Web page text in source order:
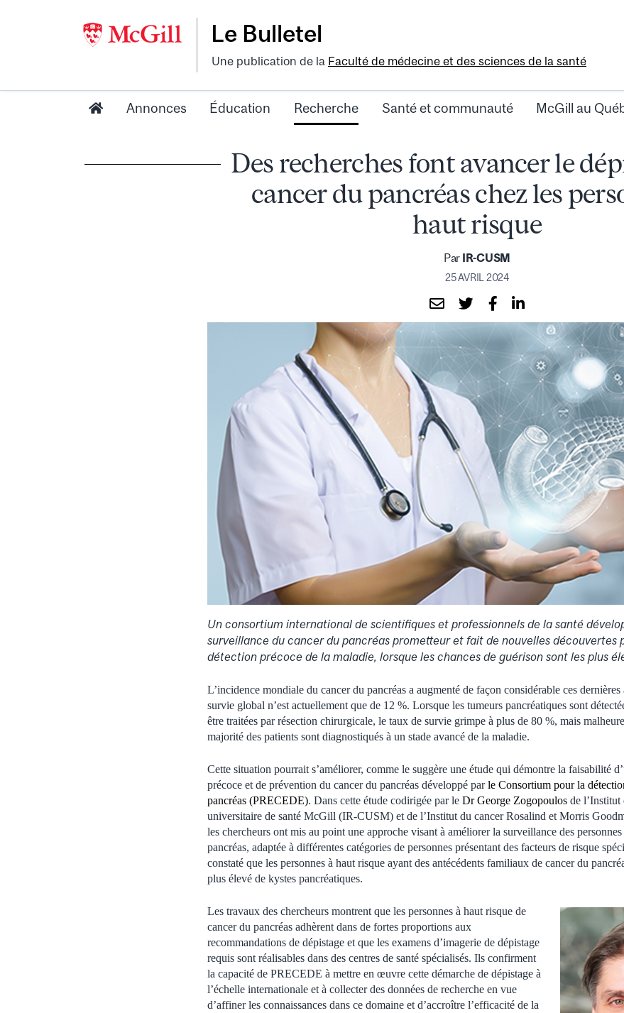
Le Bulletel
Une publication de la Faculté de médecine et des sciences de la santé
Annonces Éducation Recherche Santé et communauté McGill au
Des recherches font avancer le
cancer du pancréas chez les
haut risque
Par IR-CUSM
25 AVRIL 2024
Un consortium international de scientifiques et professionnels de la santé
surveillance du cancer du pancréas prometteur et fait de nouvelles découvertes
détection précoce de la maladie, lorsque les chances de guérison sont les plus
L’incidence mondiale du cancer du pancréas a augmenté de façon considérable ces
survie global n’est actuellement que de 12 %. Lorsque les tumeurs pancréatiques sont
être traitées par résection chirurgicale, le taux de survie grimpe à plus de 80 %, mais
majorité des patients sont diagnostiqués à un stade avancé de la maladie.
Cette situation pourrait s’améliorer, comme le suggère une étude qui démontre la faisabilité
précoce et de prévention du cancer du pancréas développé parle Consortium pour la
pancréas (PRECEDE). Dans cette étude codirigée par le Dr George Zogopoulos de l’Institut
universitaire de santé McGill (IR-CUSM) et de l’Institut du cancer Rosalind et Morris
les chercheurs ont mis au point une approche visant à améliorer la surveillance des
pancréas, adaptée à différentes catégories de personnes présentant des facteurs de risque
constaté que les personnes à haut risque ayant des antécédents familiaux de cancer du
plus élevé de kystes pancréatiques.
Les travaux des chercheurs montrent que les personnes à haut risque de
cancer du pancréas adhèrent dans de fortes proportions aux
recommandations de dépistage et que les examens d’imagerie de dépistage
requis sont réalisables dans des centres de santé spécialisés. Ils confirment
la capacité de PRECEDE à mettre en œuvre cette démarche de dépistage à
l’échelle internationale et à collecter des données de recherche en vue
d’affiner les connaissances dans ce domaine et d’accroître l’efficacité de la